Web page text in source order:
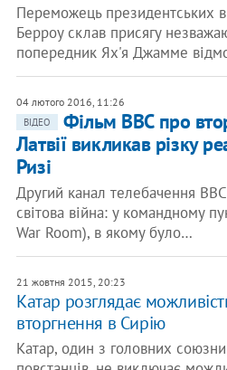
Переможець президентських
Берроу склав присягу
попередник Ях'я Джамме
04 лютого 2016, 11:26
ВІДЕО
Фільм ВВС про
Латвії викликав різку
Ризі
Другий канал телебачення
світова війна: у командному
War Room), в якому було…
21 жовтня 2015, 20:23
Катар розглядає
вторгнення в Сирію
Катар, один з головних